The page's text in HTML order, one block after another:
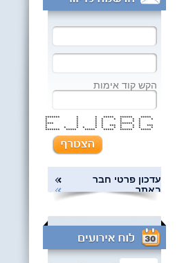
הקש קוד אימות
******* * * ***** ****** *****
* * * * * * * * *
* * * * * * *
**** * * * ****** *
* * * * *** * * * ***
* * * * * * * * * * *
******* ***** ***** ***** ****** *****
עדכון פרטי חבר
באתר